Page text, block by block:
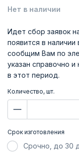
Нет в наличии
Идет сбор заявок
появится в
сообщим Вам по
указан справочно и
в этот период.
Количество, шт.
Срок изготовления
Срочно, до 30